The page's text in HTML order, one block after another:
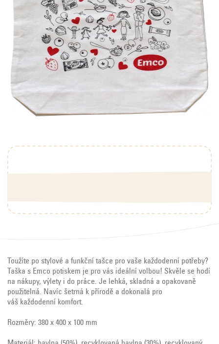
Toužíte po stylové a funkční tašce pro vaše každodenní potřeby?
Taška s Emco potiskem je pro vás ideální volbou! Skvěle se hodí
na nákupy, výlety i do práce. Je l ehká, skladná a opakovaně
použitelná. Navíc šetrná k přírodě a dokonalá pro
váš každodenní komfort.
Rozměry: 380 x 400 x 100 mm